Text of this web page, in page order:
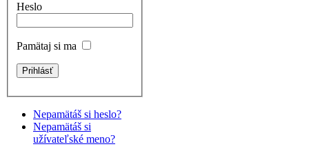
Heslo
Pamätaj si ma
Nepamätáš si heslo?
Nepamätáš si
užívateľské meno?